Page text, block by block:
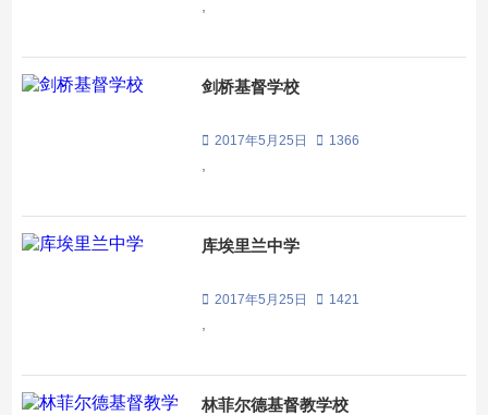
剑桥基督学校
2017年5月25日 1366
库埃里兰中学
2017年5月25日 1421
林菲尔德基督教学校